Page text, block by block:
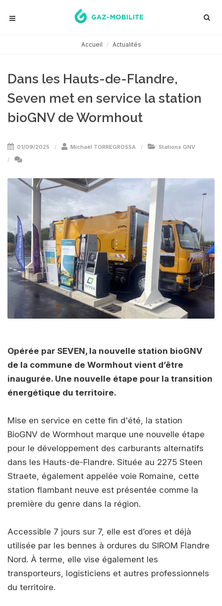
Accueil Actualités
Dans les Hauts-de-Flandre,
Seven met en service la station
bioGNV de Wormhout
01/09/2025 Michaël TORREGROSSA Stations GNV
Opérée par SEVEN, la nouvelle station bioGNV
de la commune de Wormhout vient d’être
inaugurée. Une nouvelle étape pour la transition
énergétique du territoire.
Mise en service en cette fin d'été, la station
BioGNV de Wormhout marque une nouvelle étape
pour le développement des carburants alternatifs
dans les Hauts-de-Flandre. Située au 2275 Steen
Straete, également appelée voie Romaine, cette
station flambant neuve est présentée comme la
première du genre dans la région.
Accessible 7 jours sur 7, elle est d’ores et déjà
utilisée par les bennes à ordures du SIROM Flandre
Nord. À terme, elle vise également les
transporteurs, logisticiens et autres professionnels
du territoire.